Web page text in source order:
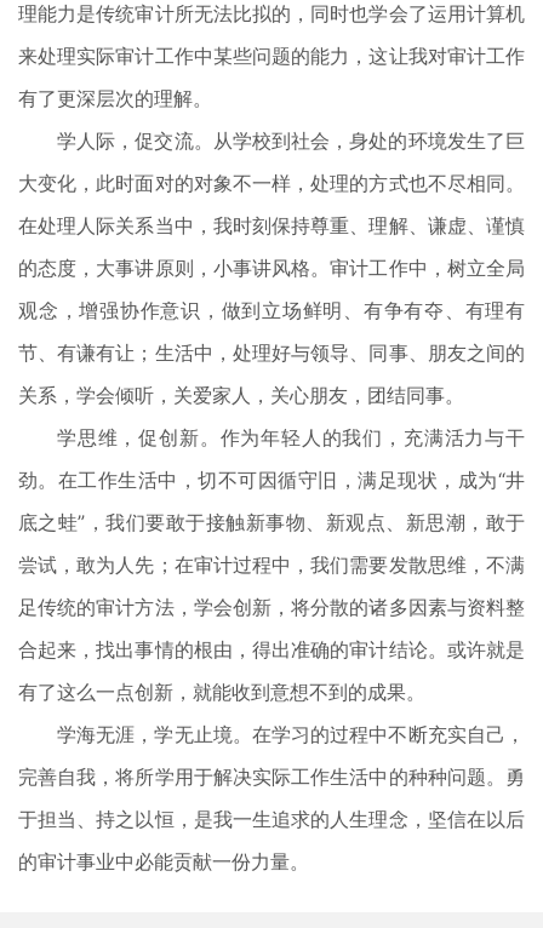
理能力是传统审计所无法比拟的，同时也学会了运用计算机
来处理实际审计工作中某些问题的能力，这让我对审计工作
有了更深层次的理解。
学人际，促交流。从学校到社会，身处的环境发生了巨
大变化，此时面对的对象不一样，处理的方式也不尽相同。
在处理人际关系当中，我时刻保持尊重、理解、谦虚、谨慎
的态度，大事讲原则，小事讲风格。审计工作中，树立全局
观念，增强协作意识，做到立场鲜明、有争有夺、有理有
节、有谦有让；生活中，处理好与领导、同事、朋友之间的
关系，学会倾听，关爱家人，关心朋友，团结同事。
学思维，促创新。作为年轻人的我们，充满活力与干
劲。在工作生活中，切不可因循守旧，满足现状，成为“井
底之蛙”，我们要敢于接触新事物、新观点、新思潮，敢于
尝试，敢为人先；在审计过程中，我们需要发散思维，不满
足传统的审计方法，学会创新，将分散的诸多因素与资料整
合起来，找出事情的根由，得出准确的审计结论。或许就是
有了这么一点创新，就能收到意想不到的成果。
学海无涯，学无止境。在学习的过程中不断充实自己，
完善自我，将所学用于解决实际工作生活中的种种问题。勇
于担当、持之以恒，是我一生追求的人生理念，坚信在以后
的审计事业中必能贡献一份力量。